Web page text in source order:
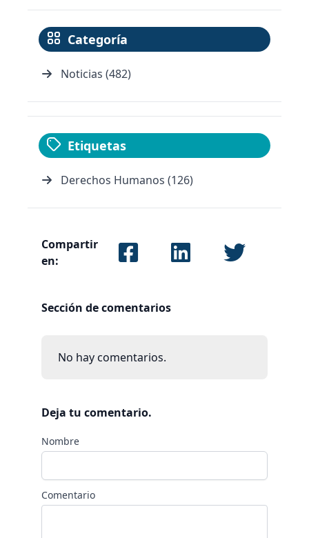
Categoría
Noticias (482)
Etiquetas
Derechos Humanos (126)
Compartir
en:
Sección de comentarios
No hay comentarios.
Deja tu comentario.
Nombre
Comentario